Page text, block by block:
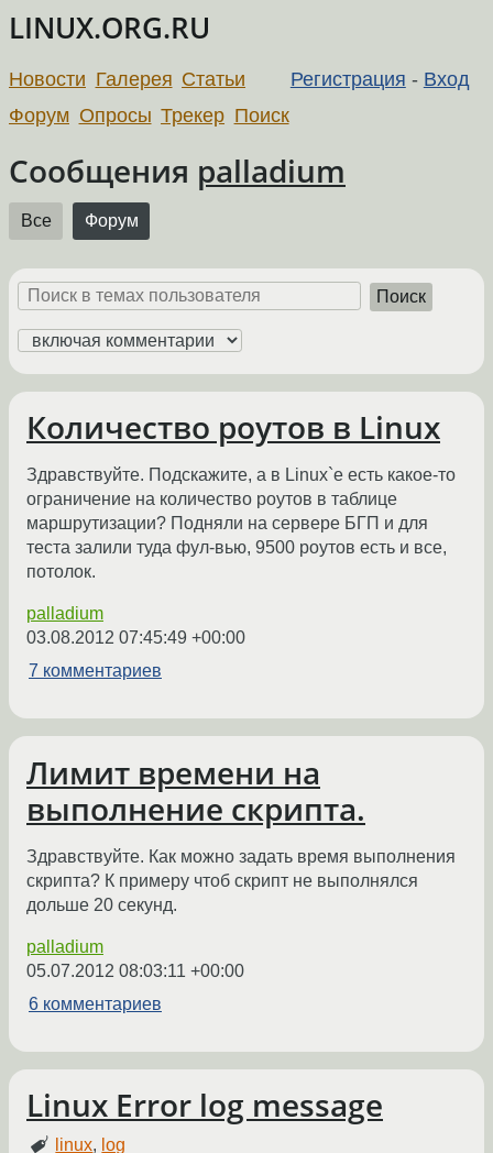
LINUX.ORG.RU
Регистрация - Вход
Новости Галерея Статьи
Форум Опросы Трекер Поиск
Сообщения palladium
Все Форум
Поиск
Количество роутов в Linux
Здравствуйте. Подскажите, а в Linux`е есть какое-то
ограничение на количество роутов в таблице
маршрутизации? Подняли на сервере БГП и для
теста залили туда фул-вью, 9500 роутов есть и все,
потолок.
palladium
03.08.2012 07:45:49 +00:00
7 комментариев
Лимит времени на
выполнение скрипта.
Здравствуйте. Как можно задать время выполнения
скрипта? К примеру чтоб скрипт не выполнялся
дольше 20 секунд.
palladium
05.07.2012 08:03:11 +00:00
6 комментариев
Linux Error log message
linux, log